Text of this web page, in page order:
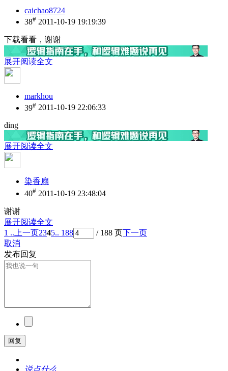
caichao8724
38# 2011-10-19 19:19:39
下载看看，谢谢
展开阅读全文
markhou
39# 2011-10-19 22:06:33
ding
展开阅读全文
染香扇
40# 2011-10-19 23:48:04
谢谢
展开阅读全文
1 .. 上一页2345.. 188 / 188 页下一页
取消
发布回复
回复
说点什么...